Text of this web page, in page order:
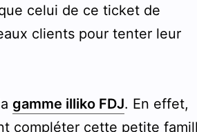
celui de ce ticket de
clients pour tenter leur
gamme illiko FDJ. En effet,
compléter cette petite